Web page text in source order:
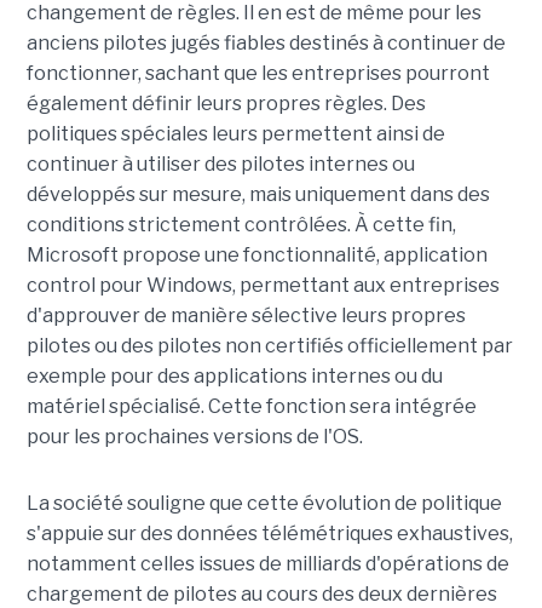
changement de règles. Il en est de même pour les
anciens pilotes jugés fiables destinés à continuer de
fonctionner, sachant que les entreprises pourront
également définir leurs propres règles. Des
politiques spéciales leurs permettent ainsi de
continuer à utiliser des pilotes internes ou
développés sur mesure, mais uniquement dans des
conditions strictement contrôlées. À cette fin,
Microsoft propose une fonctionnalité, application
control pour Windows, permettant aux entreprises
d'approuver de manière sélective leurs propres
pilotes ou des pilotes non certifiés officiellement par
exemple pour des applications internes ou du
matériel spécialisé. Cette fonction sera intégrée
pour les prochaines versions de l'OS.
La société souligne que cette évolution de politique
s'appuie sur des données télémétriques exhaustives,
notamment celles issues de milliards d'opérations de
chargement de pilotes au cours des deux dernières